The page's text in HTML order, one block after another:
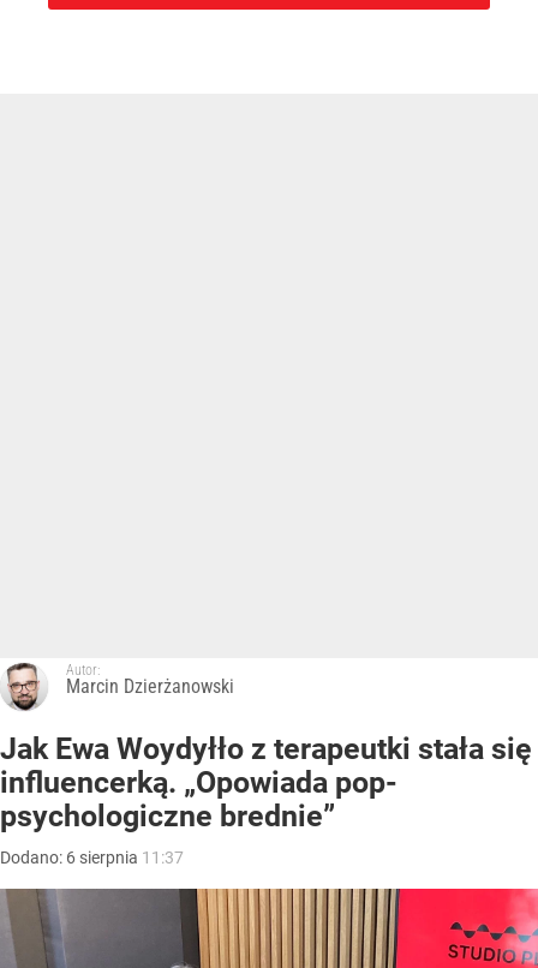
Autor:
Marcin Dzierżanowski
Jak Ewa Woydyłło z terapeutki stała się
influencerką. „Opowiada pop-
psychologiczne brednie”
Dodano: 6 sierpnia 11:37